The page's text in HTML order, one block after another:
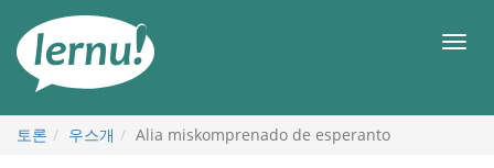
메
토론 우스개 Alia miskomprenado de esperanto